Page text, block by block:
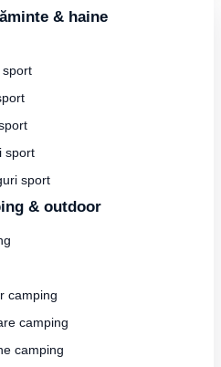
& haine
sport
sport
sport
& outdoor
camping
camping
camping